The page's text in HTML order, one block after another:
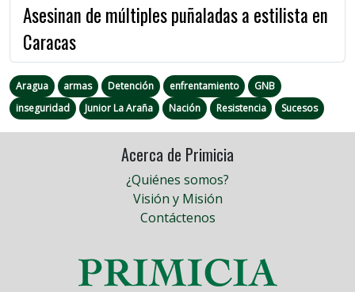
Asesinan de múltiples puñaladas a estilista en
Caracas
Aragua armas Detención enfrentamiento
GNB
inseguridad
Junior La Araña Nación Resistencia Sucesos
Acerca de Primicia
¿Quiénes somos?
Visión y Misión
Contáctenos